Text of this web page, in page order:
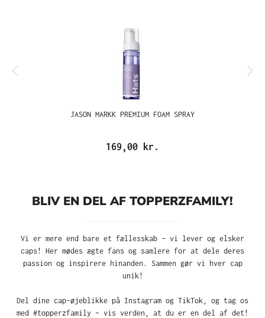
JASON MARKK PREMIUM FOAM SPRAY
169,00 kr.
BLIV EN DEL AF TOPPERZFAMILY!
Vi er mere end bare et fællesskab – vi lever og elsker
caps! Her mødes ægte fans og samlere for at dele deres
passion og inspirere hinanden. Sammen gør vi hver cap
unik!
Del dine cap-øjeblikke på Instagram og TikTok, og tag os
med #topperzfamily – vis verden, at du er en del af det!